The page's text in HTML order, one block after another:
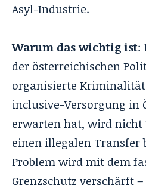
Asyl-Industrie.
Warum das wichtig ist:
der österreichischen
organisierte
inclusive-Versorgung in
erwarten hat, wird nicht
einen illegalen Transfer
Problem wird mit dem
Grenzschutz verschärft